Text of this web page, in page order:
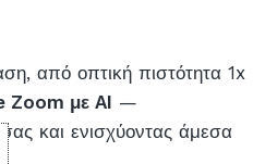
από οπτική πιστότητα 1x
Zoom με AI —
και ενισχύοντας άμεσα